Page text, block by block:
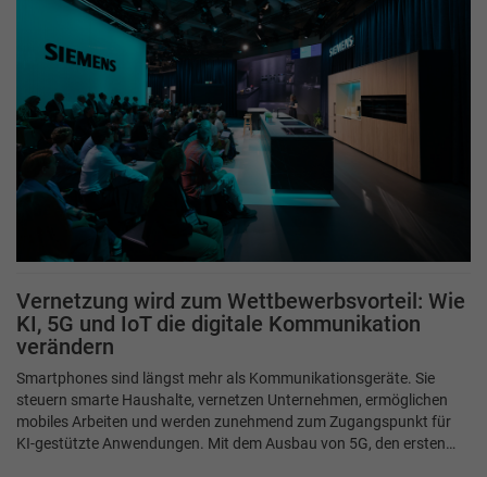
Vernetzung wird zum Wettbewerbsvorteil: Wie
KI, 5G und IoT die digitale Kommunikation
verändern
Smartphones sind längst mehr als Kommunikationsgeräte. Sie
steuern smarte Haushalte, vernetzen Unternehmen, ermöglichen
mobiles Arbeiten und werden zunehmend zum Zugangspunkt für
KI-gestützte Anwendungen. Mit dem Ausbau von 5G, den ersten…